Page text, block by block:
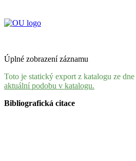
Úplné zobrazení záznamu
Toto je statický export z katalogu ze
aktuální podobu v katalogu.
Bibliografická citace